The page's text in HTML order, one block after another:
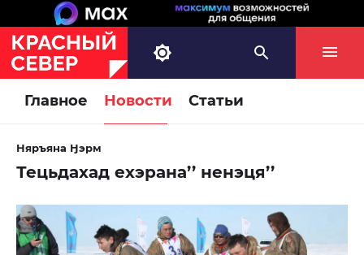
Главное Новости Статьи
Няръяна Ӈэрм
Тецьдахад ехэрана’’ ненэця’’